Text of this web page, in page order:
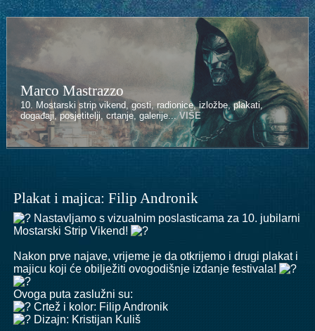
Marco Mastrazzo
10. Mostarski strip vikend, gosti, radionice, izložbe, plakati,
događaji, posjetitelji, crtanje, galerije...VIŠE
Plakat i majica: Filip Andronik
Nastavljamo s vizualnim poslasticama za 10. jubilarni
Mostarski Strip Vikend!
Nakon prve najave, vrijeme je da otkrijemo i drugi plakat i
majicu koji će obilježiti ovogodišnje izdanje festivala!
Ovoga puta zaslužni su:
Crtež i kolor: Filip Andronik
Dizajn: Kristijan Kuliš